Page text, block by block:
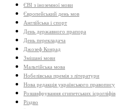
ЄВІ з іноземної мови
Європейський день мов
Англійська і спорт
День державного прапора
День перекладача
Джозеф Конрад
Змішані мови
Мальтійська мова
Нобелівська премія з літератури
Нова редакція українського правопису
Розшифрування єгипетських ієрогліфів
Різдво